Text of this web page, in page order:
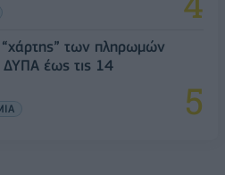
των πληρωμών
έως τις 14